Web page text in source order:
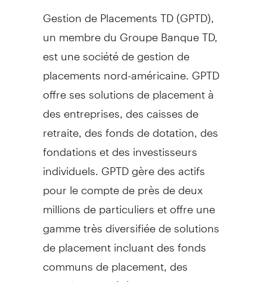
Gestion de Placements TD (GPTD),
un membre du Groupe Banque TD,
est une société de gestion de
placements nord-américaine. GPTD
offre ses solutions de placement à
des entreprises, des caisses de
retraite, des fonds de dotation, des
fondations et des investisseurs
individuels. GPTD gère des actifs
pour le compte de près de deux
millions de particuliers et offre une
gamme très diversifiée de solutions
de placement incluant des fonds
communs de placement, des